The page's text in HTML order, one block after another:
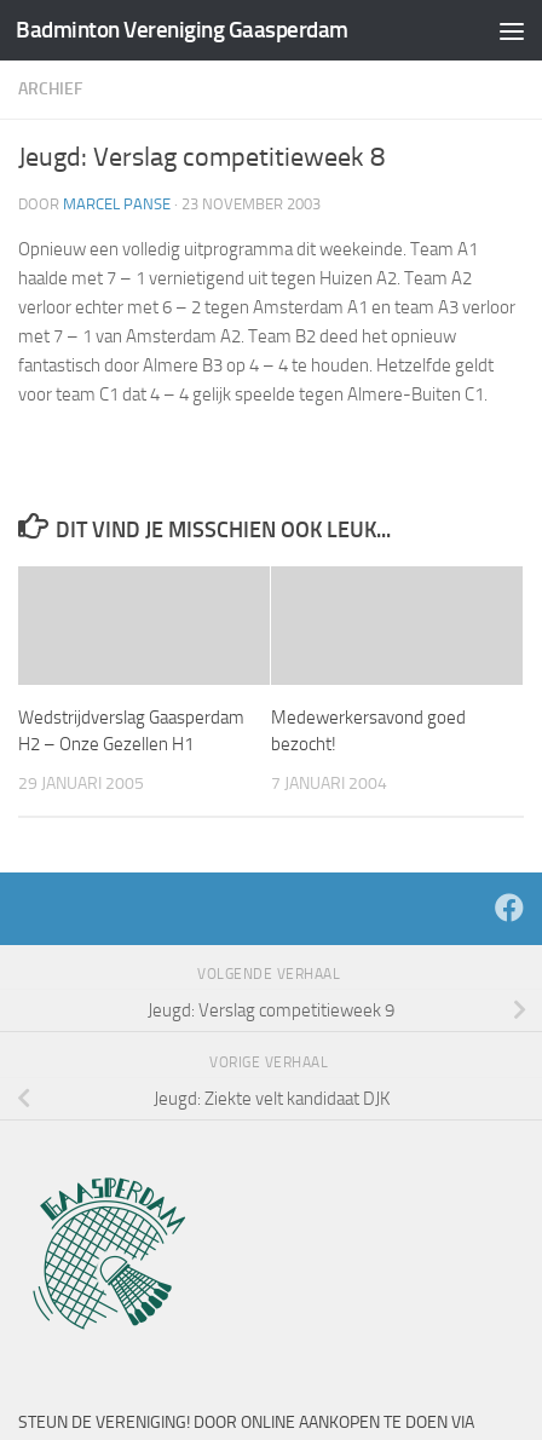
Doorgaan naar inhoud
Badminton Vereniging Gaasperdam
ARCHIEF
Jeugd: Verslag competitieweek 8
DOOR MARCEL PANSE · 23 NOVEMBER 2003
Opnieuw een volledig uitprogramma dit weekeinde. Team A1
haalde met 7 – 1 vernietigend uit tegen Huizen A2. Team A2
verloor echter met 6 – 2 tegen Amsterdam A1 en team A3 verloor
met 7 – 1 van Amsterdam A2. Team B2 deed het opnieuw
fantastisch door Almere B3 op 4 – 4 te houden. Hetzelfde geldt
voor team C1 dat 4 – 4 gelijk speelde tegen Almere-Buiten C1.
DIT VIND JE MISSCHIEN OOK LEUK...
Wedstrijdverslag Gaasperdam
H2 – Onze Gezellen H1
29 JANUARI 2005
Medewerkersavond goed
bezocht!
7 JANUARI 2004
VOLGENDE VERHAAL
Jeugd: Verslag competitieweek 9
VORIGE VERHAAL
Jeugd: Ziekte velt kandidaat DJK
STEUN DE VERENIGING! DOOR ONLINE AANKOPEN TE DOEN VIA